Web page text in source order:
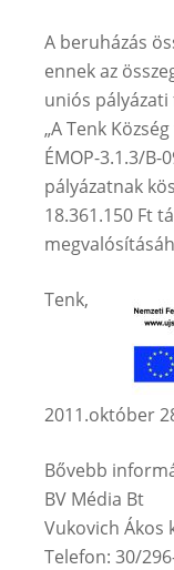
A beruházás
ennek az
uniós
„A Tenk
ÉMOP-3.1.3/B-
pályázatnak
18.361.150 Ft
Tenk,
2011.október
Bővebb
BV Média Bt
Vukovich
Telefon: 30/